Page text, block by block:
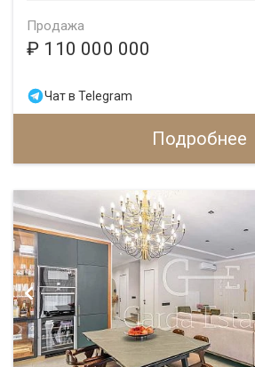
Продажа
₽ 110 000 000
Чат в Telegram
Подробнее